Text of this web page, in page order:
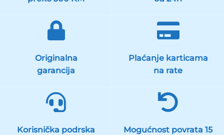
Originalna
garancija
Plaćanje karticama
na rate
Korisnička podrska
Mogućnost povrata 15